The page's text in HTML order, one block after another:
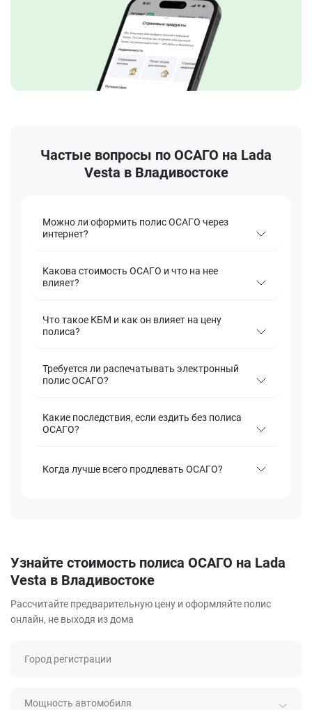
Частые вопросы по ОСАГО на Lada
Vesta в Владивостоке
Можно ли оформить полис ОСАГО через
интернет?
Какова стоимость ОСАГО и что на нее
влияет?
Что такое КБМ и как он влияет на цену
полиса?
Требуется ли распечатывать электронный
полис ОСАГО?
Какие последствия, если ездить без полиса
ОСАГО?
Когда лучше всего продлевать ОСАГО?
Узнайте стоимость полиса ОСАГО на Lada
Vesta в Владивостоке
Рассчитайте предварительную цену и оформляйте полис
онлайн, не выходя из дома
Город регистрации
Мощность автомобиля